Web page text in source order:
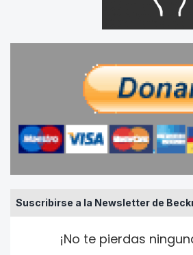
Suscribirse a la Newsletter de
¡No te pierdas